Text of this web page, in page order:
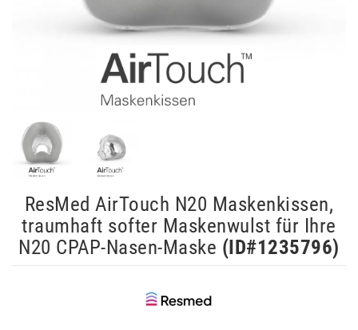
ResMed AirTouch N20 Maskenkissen,
traumhaft softer Maskenwulst für Ihre
N20 CPAP-Nasen-Maske (ID#1235796)